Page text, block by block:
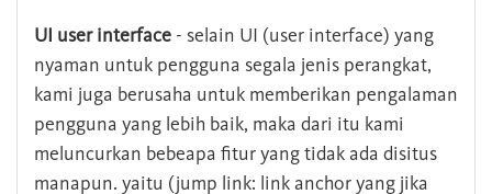
UI user interface - selain UI (user interface) yang
nyaman untuk pengguna segala jenis perangkat,
kami juga berusaha untuk memberikan pengalaman
pengguna yang lebih baik, maka dari itu kami
meluncurkan bebeapa fitur yang tidak ada disitus
manapun. yaitu (jump link: link anchor yang jika